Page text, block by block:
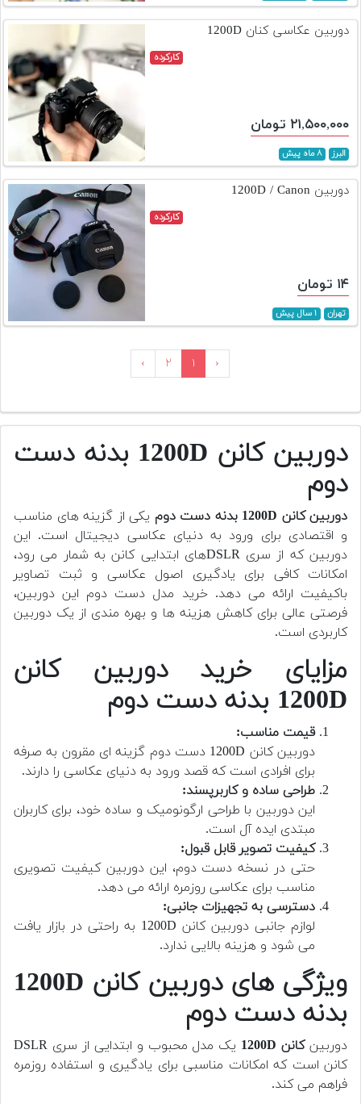
دوربین عکاسی کنان 1200D
کارکرده
۲۱,۵۰۰,۰۰۰ تومان
البرز ۸ ماه پیش
دوربین 1200D / Canon
کارکرده
۱۴ تومان
تهران ۱ سال پیش
‹ ۱ ۲ ›
دوربین کانن 1200D بدنه دست
دوم
دوربین کانن 1200D بدنه دست دوم
یکی از گزینه های مناسب
و اقتصادی برای ورود به دنیای عکاسی دیجیتال است. این
دوربین که از سری DSLRهای ابتدایی کانن به شمار می رود،
امکانات کافی برای یادگیری اصول عکاسی و ثبت تصاویر
باکیفیت ارائه می دهد. خرید مدل دست دوم این دوربین،
فرصتی عالی برای کاهش هزینه ها و بهره مندی از یک دوربین
کاربردی است.
مزایای خرید دوربین کانن
1200D بدنه دست دوم
قیمت مناسب:
دوربین کانن 1200D دست دوم گزینه ای مقرون به صرفه
برای افرادی است که قصد ورود به دنیای عکاسی را دارند.
طراحی ساده و کاربرپسند:
این دوربین با طراحی ارگونومیک و ساده خود، برای کاربران
مبتدی ایده آل است.
کیفیت تصویر قابل قبول:
حتی در نسخه دست دوم، این دوربین کیفیت تصویری
مناسب برای عکاسی روزمره ارائه می دهد.
دسترسی به تجهیزات جانبی:
لوازم جانبی دوربین کانن 1200D به راحتی در بازار یافت
می شود و هزینه بالایی ندارد.
ویژگی های دوربین کانن 1200D
بدنه دست دوم
دوربینکانن 1200D
یک مدل محبوب و ابتدایی از سری DSLR
کانن است که امکانات مناسبی برای یادگیری و استفاده روزمره
فراهم می کند.